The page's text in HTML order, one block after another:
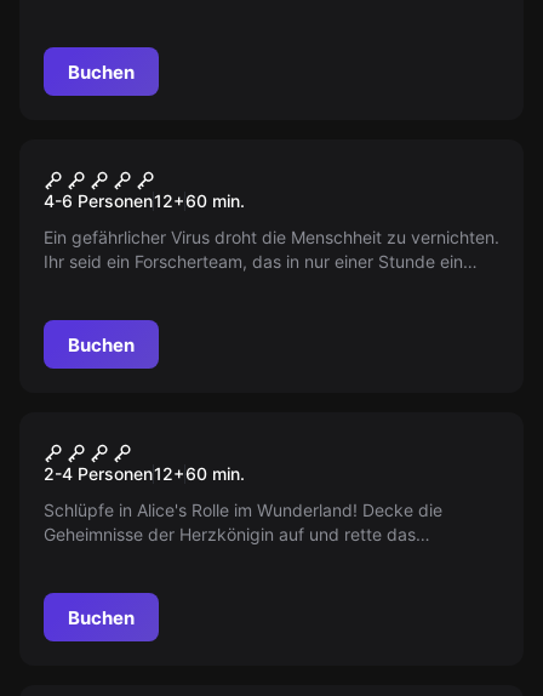
Buchen
Tödlicher Virus
4-6 Personen12+60 min.
Ein gefährlicher Virus droht die Menschheit zu vernichten.
Ihr seid ein Forscherteam, das in nur einer Stunde ein
Buchen
Alice Im Wunderland
2-4 Personen12+60 min.
Schlüpfe in Alice's Rolle im Wunderland! Decke die
Geheimnisse der Herzkönigin auf und rette das
Buchen